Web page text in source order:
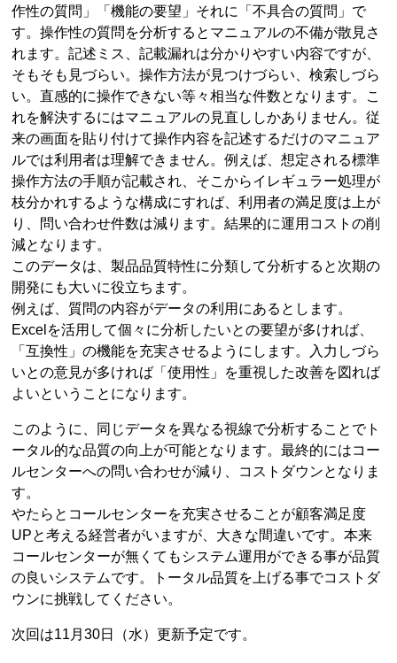
作性の質問」「機能の要望」それに「不具合の質問」で
す。操作性の質問を分析するとマニュアルの不備が散見さ
れます。記述ミス、記載漏れは分かりやすい内容ですが、
そもそも見づらい。操作方法が見つけづらい、検索しづら
い。直感的に操作できない等々相当な件数となります。こ
れを解決するにはマニュアルの見直ししかありません。従
来の画面を貼り付けて操作内容を記述するだけのマニュア
ルでは利用者は理解できません。例えば、想定される標準
操作方法の手順が記載され、そこからイレギュラー処理が
枝分かれするような構成にすれば、利用者の満足度は上が
り、問い合わせ件数は減ります。結果的に運用コストの削
減となります。
このデータは、製品品質特性に分類して分析すると次期の
開発にも大いに役立ちます。
例えば、質問の内容がデータの利用にあるとします。
Excelを活用して個々に分析したいとの要望が多ければ、
「互換性」の機能を充実させるようにします。入力しづら
いとの意見が多ければ「使用性」を重視した改善を図れば
よいということになります。
このように、同じデータを異なる視線で分析することでト
ータル的な品質の向上が可能となります。最終的にはコー
ルセンターへの問い合わせが減り、コストダウンとなりま
す。
やたらとコールセンターを充実させることが顧客満足度
UPと考える経営者がいますが、大きな間違いです。本来
コールセンターが無くてもシステム運用ができる事が品質
の良いシステムです。トータル品質を上げる事でコストダ
ウンに挑戦してください。
次回は11月30日（水）更新予定です。